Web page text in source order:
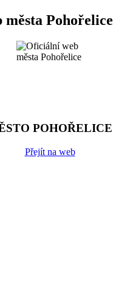
Pohořelice
POHOŘELICE
Přejít na web